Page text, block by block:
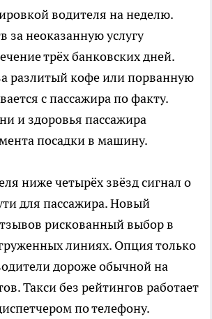
водителя на неделю.
за неоказанную услугу
трёх банковских дней.
разлитый кофе или порванную
с пассажира по факту.
и здоровья пассажира
посадки в машину.
ниже четырёх звёзд сигнал о
для пассажира. Новый
рискованный выбор в
линиях. Опция только
дороже обычной на
Такси без рейтингов работает
по телефону.